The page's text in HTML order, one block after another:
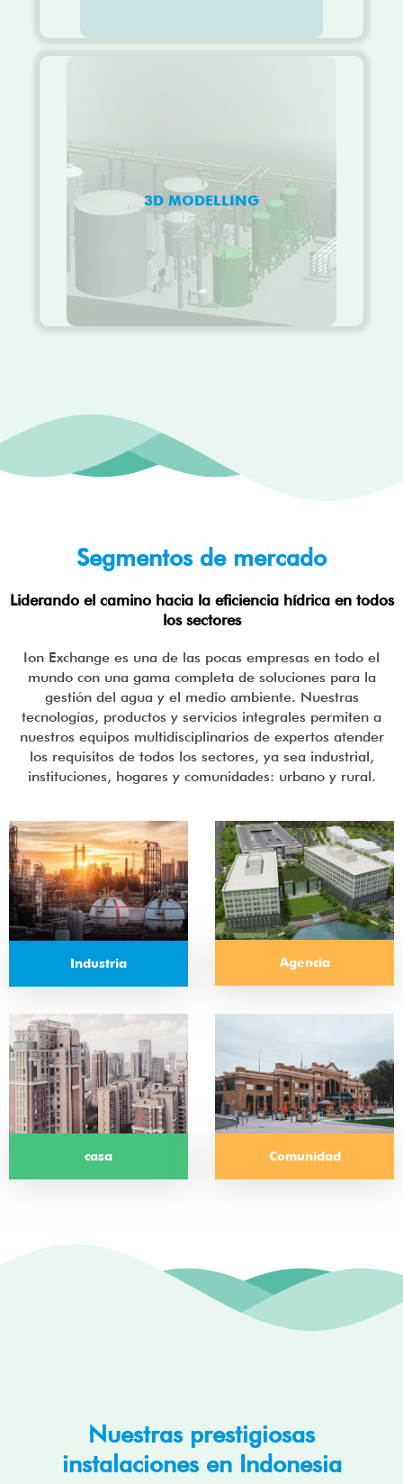
3D MODELLING
Segmentos de mercado
Liderando el camino hacia la eficiencia hídrica en todos
los sectores
Ion Exchange es una de las pocas empresas en todo el
mundo con una gama completa de soluciones para la
gestión del agua y el medio ambiente. Nuestras
tecnologías, productos y servicios integrales permiten a
nuestros equipos multidisciplinarios de expertos atender
los requisitos de todos los sectores, ya sea industrial,
instituciones, hogares y comunidades: urbano y rural.
Industria Agencia
casa Comunidad
Nuestras prestigiosas
instalaciones en Indonesia